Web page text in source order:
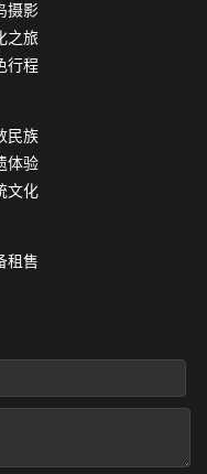
摄影
之旅
行程
民族
体验
文化
租售